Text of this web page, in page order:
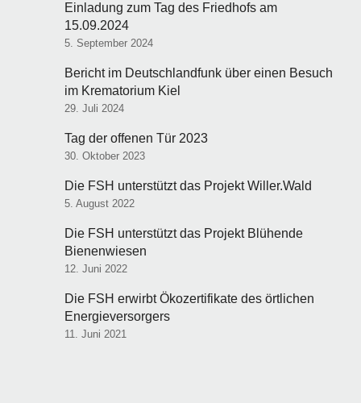
Einladung zum Tag des Friedhofs am
15.09.2024
5. September 2024
Bericht im Deutschlandfunk über einen Besuch
im Krematorium Kiel
29. Juli 2024
Tag der offenen Tür 2023
30. Oktober 2023
Die FSH unterstützt das Projekt Willer.Wald
5. August 2022
Die FSH unterstützt das Projekt Blühende
Bienenwiesen
12. Juni 2022
Die FSH erwirbt Ökozertifikate des örtlichen
Energieversorgers
11. Juni 2021